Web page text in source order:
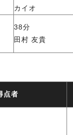
カイオ
38分
田村 友貴
点者